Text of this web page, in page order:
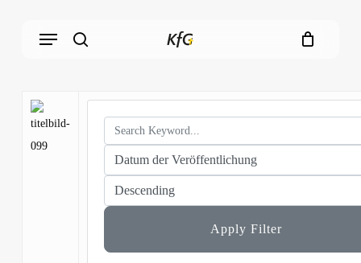
Menu
Apply Filter